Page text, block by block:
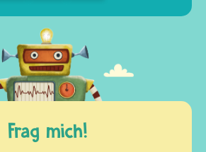
Frag mich!